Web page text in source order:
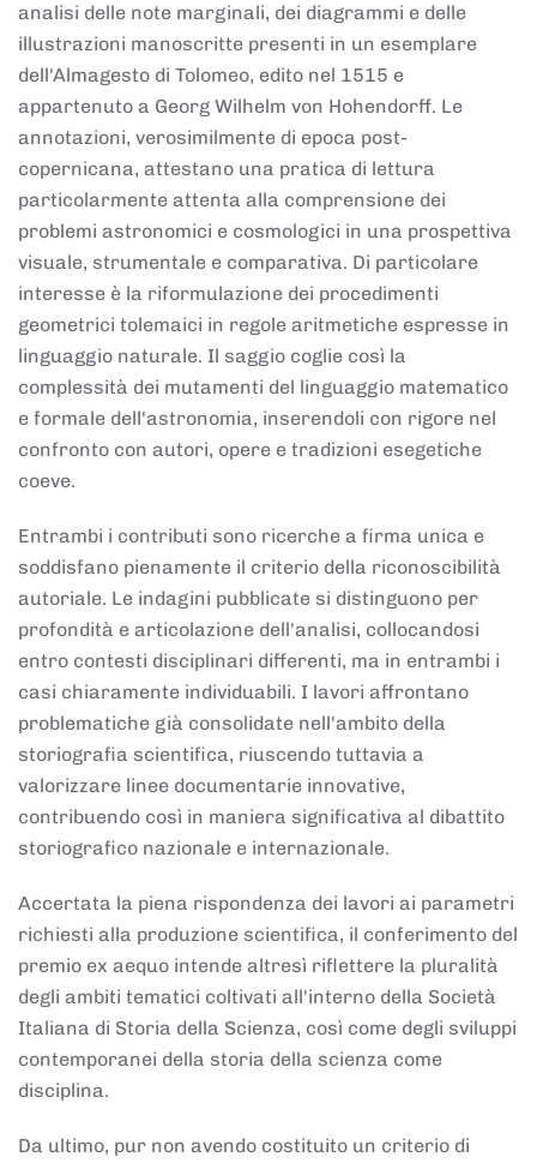
analisi delle note marginali, dei diagrammi e delle
illustrazioni manoscritte presenti in un esemplare
dell'Almagesto di Tolomeo, edito nel 1515 e
appartenuto a Georg Wilhelm von Hohendorff. Le
annotazioni, verosimilmente di epoca post-
copernicana, attestano una pratica di lettura
particolarmente attenta alla comprensione dei
problemi astronomici e cosmologici in una prospettiva
visuale, strumentale e comparativa. Di particolare
interesse è la riformulazione dei procedimenti
geometrici tolemaici in regole aritmetiche espresse in
linguaggio naturale. Il saggio coglie così la
complessità dei mutamenti del linguaggio matematico
e formale dell'astronomia, inserendoli con rigore nel
confronto con autori, opere e tradizioni esegetiche
coeve.
Entrambi i contributi sono ricerche a firma unica e
soddisfano pienamente il criterio della riconoscibilità
autoriale. Le indagini pubblicate si distinguono per
profondità e articolazione dell'analisi, collocandosi
entro contesti disciplinari differenti, ma in entrambi i
casi chiaramente individuabili. I lavori affrontano
problematiche già consolidate nell'ambito della
storiografia scientifica, riuscendo tuttavia a
valorizzare linee documentarie innovative,
contribuendo così in maniera significativa al dibattito
storiografico nazionale e internazionale.
Accertata la piena rispondenza dei lavori ai parametri
richiesti alla produzione scientifica, il conferimento del
premio ex aequo intende altresì riflettere la pluralità
degli ambiti tematici coltivati all'interno della Società
Italiana di Storia della Scienza, così come degli sviluppi
contemporanei della storia della scienza come
disciplina.
Da ultimo, pur non avendo costituito un criterio di